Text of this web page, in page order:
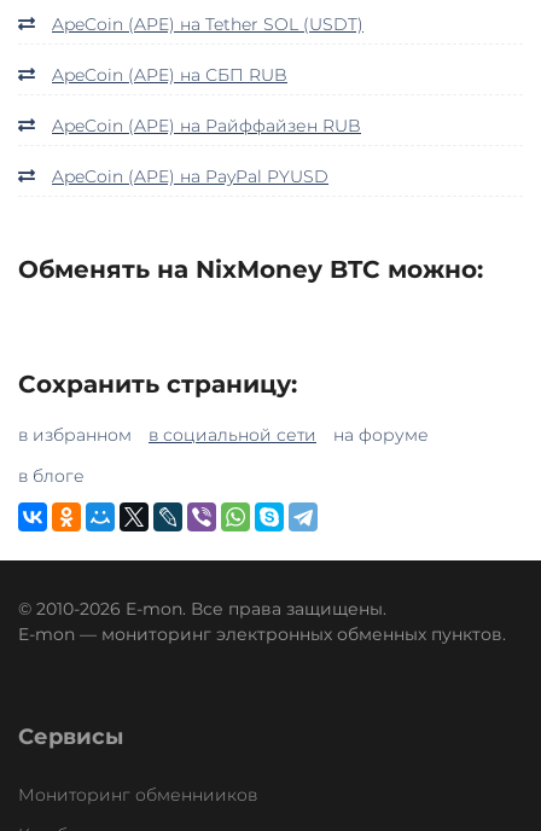
ApeCoin (APE) на Tether SOL (USDT)
ApeCoin (APE) на СБП RUB
ApeCoin (APE) на Райффайзен RUB
ApeCoin (APE) на PayPal PYUSD
Обменять на NixMoney BTC можно:
Сохранить страницу:
в избранном в социальной сети
на форуме
в блоге
© 2010-2026 E-mon. Все права защищены.
E-mon — мониторинг электронных обменных пунктов.
Сервисы
Мониторинг обменнииков